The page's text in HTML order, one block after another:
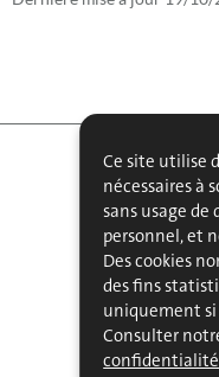
Ce site utilise
nécessaires à
sans usage de
personnel, et
Des cookies
des fins
uniquement si
Consulter
confidentialité
MENU